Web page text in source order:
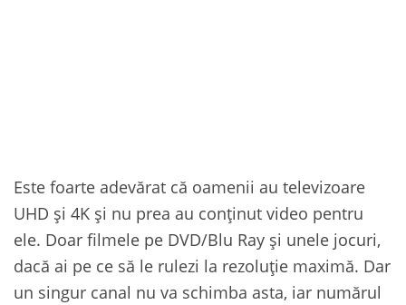
Este foarte adevărat că oamenii au televizoare
UHD și 4K și nu prea au conținut video pentru
ele. Doar filmele pe DVD/Blu Ray și unele jocuri,
dacă ai pe ce să le rulezi la rezoluție maximă. Dar
un singur canal nu va schimba asta, iar numărul